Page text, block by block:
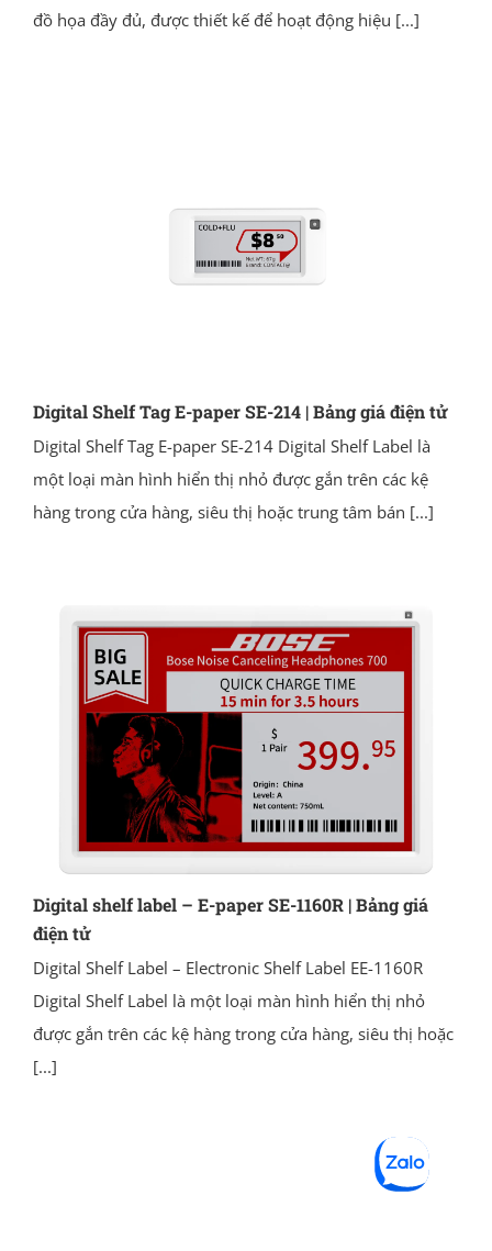
đồ họa đầy đủ, được thiết kế để hoạt động hiệu [...]
Digital Shelf Tag E-paper SE-214 | Bảng giá điện tử
Digital Shelf Tag E-paper SE-214 Digital Shelf Label là
một loại màn hình hiển thị nhỏ được gắn trên các kệ
hàng trong cửa hàng, siêu thị hoặc trung tâm bán [...]
Digital shelf label – E-paper SE-1160R | Bảng giá
điện tử
Digital Shelf Label – Electronic Shelf Label EE-1160R
Digital Shelf Label là một loại màn hình hiển thị nhỏ
được gắn trên các kệ hàng trong cửa hàng, siêu thị hoặc
[...]